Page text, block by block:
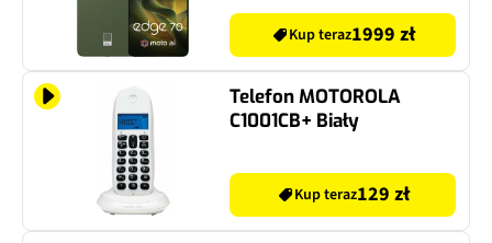
Kup teraz1999 zł
Telefon MOTOROLA
C1001CB+ Biały
Kup teraz129 zł